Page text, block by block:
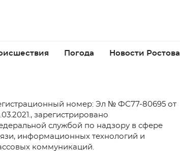
Погода Новости Ростова
номер: Эл № ФС77-80695 от
зарегистрировано
службой по надзору в сфере
информационных технологий и
коммуникаций.